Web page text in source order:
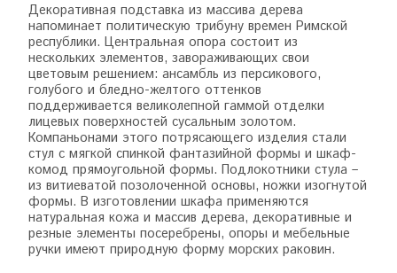
Декоративная подставка из массива дерева
напоминает политическую трибуну времен Римской
республики. Центральная опора состоит из
нескольких элементов, завораживающих свои
цветовым решением: ансамбль из персикового,
голубого и бледно-желтого оттенков
поддерживается великолепной гаммой отделки
лицевых поверхностей сусальным золотом.
Компаньонами этого потрясающего изделия стали
стул с мягкой спинкой фантазийной формы и шкаф-
комод прямоугольной формы. Подлокотники стула –
из витиеватой позолоченной основы, ножки изогнутой
формы. В изготовлении шкафа применяются
натуральная кожа и массив дерева, декоративные и
резные элементы посеребрены, опоры и мебельные
ручки имеют природную форму морских раковин.